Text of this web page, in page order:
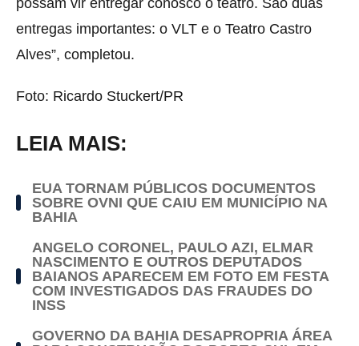
possam vir entregar conosco o teatro. São duas
entregas importantes: o VLT e o Teatro Castro
Alves”, completou.
Foto: Ricardo Stuckert/PR
LEIA MAIS:
EUA TORNAM PÚBLICOS DOCUMENTOS
SOBRE OVNI QUE CAIU EM MUNICÍPIO NA
BAHIA
ANGELO CORONEL, PAULO AZI, ELMAR
NASCIMENTO E OUTROS DEPUTADOS
BAIANOS APARECEM EM FOTO EM FESTA
COM INVESTIGADOS DAS FRAUDES DO
INSS
GOVERNO DA BAHIA DESAPROPRIA ÁREA